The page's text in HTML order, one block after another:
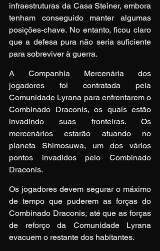
infraestruturas da Casa Steiner, embora
tenham conseguido manter algumas
posições-chave. No entanto, ficou claro
que a defesa pura não seria suficiente
para sobreviver à guerra.
A Companhia Mercenária dos
jogadores foi contratada pela
Comunidade Lyrana para enfrentarem o
Combinado Draconis, os quais estão
invadindo suas fronteiras. Os
mercenários estarão atuando no
planeta Shimosuwa, um dos vários
pontos invadidos pelo Combinado
Draconis.
Os jogadores devem segurar o máximo
de tempo que puderem as forças do
Combinado Draconis, até que as forças
de reforço da Comunidade Lyrana
evacuem o restante dos habitantes.